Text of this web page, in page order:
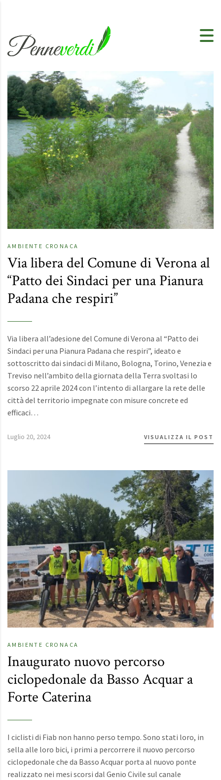
AMBIENTE CRONACA
Via libera del Comune di Verona al
“Patto dei Sindaci per una Pianura
Padana che respiri”
Via libera all’adesione del Comune di Verona al “Patto dei
Sindaci per una Pianura Padana che respiri”, ideato e
sottoscritto dai sindaci di Milano, Bologna, Torino, Venezia e
Treviso nell’ambito della giornata della Terra svoltasi lo
scorso 22 aprile 2024 con l’intento di allargare la rete delle
città del territorio impegnate con misure concrete ed
efficaci…
Luglio 20, 2024 VISUALIZZA IL POST
AMBIENTE CRONACA
Inaugurato nuovo percorso
ciclopedonale da Basso Acquar a
Forte Caterina
I ciclisti di Fiab non hanno perso tempo. Sono stati loro, in
sella alle loro bici, i primi a percorrere il nuovo percorso
ciclopedonale che da Basso Acquar porta al nuovo ponte
realizzato nei mesi scorsi dal Genio Civile sul canale